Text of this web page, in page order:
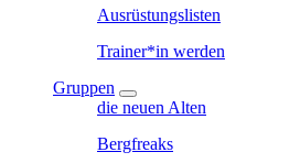
Ausrüstungslisten
Trainer*in werden
Gruppen
die neuen Alten
Bergfreaks